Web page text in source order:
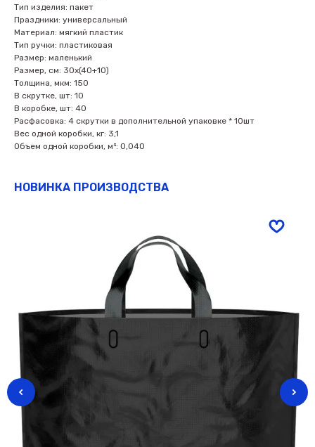
Тип изделия: пакет
Праздники: универсальный
Материал: мягкий пластик
Тип ручки: пластиковая
Размер: маленький
Размер, см: 30х(40+10)
Толщина, мкм: 150
В скрутке, шт: 10
В коробке, шт: 40
Расфасовка: 4 скрутки в дополнительной упаковке * 10шт
Вес одной коробки, кг: 3,1
Объем одной коробки, м³: 0,040
НОВИНКА ПРОИЗВОДСТВА